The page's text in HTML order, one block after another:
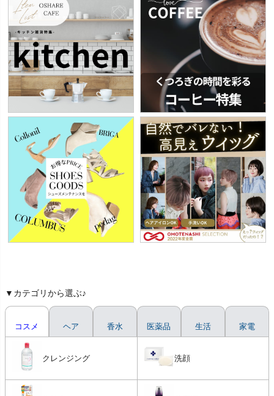
▼カテゴリから選ぶ♪
コスメ
クレンジング 洗顔
ヘア 香水 医薬品 生活 家電